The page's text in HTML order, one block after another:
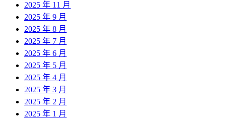
2025 年 11 月
2025 年 9 月
2025 年 8 月
2025 年 7 月
2025 年 6 月
2025 年 5 月
2025 年 4 月
2025 年 3 月
2025 年 2 月
2025 年 1 月